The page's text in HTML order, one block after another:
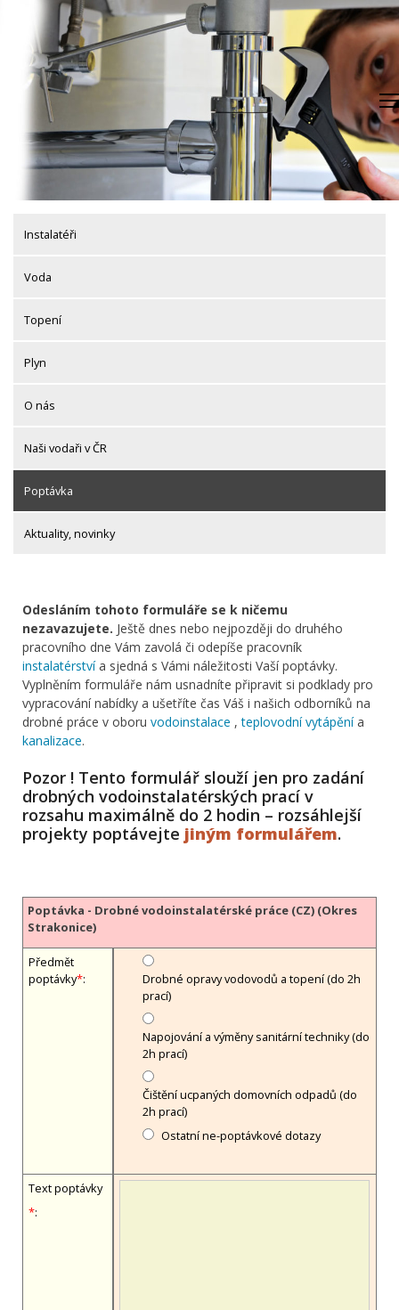
content
Instalatéři
Voda
Topení
Plyn
O nás
Naši vodaři v ČR
Poptávka
Aktuality, novinky
Odesláním tohoto formuláře se k ničemu
nezavazujete. Ještě dnes nebo nejpozději do druhého
pracovního dne Vám zavolá či odepíše pracovník
instalatérstvía sjedná s Vámi náležitosti Vaší poptávky.
Vyplněním formuláře nám usnadníte připravit si podklady pro
vypracování nabídky a ušetříte čas Váš i našich odborníků na
drobné práce v oboru vodoinstalace ,teplovodní vytápěnía
kanalizace.
Pozor ! Tento formulář slouží jen pro zadání
drobných vodoinstalatérských prací v
rozsahu maximálně do 2 hodin – rozsáhlejší
projekty poptávejte jiným formulářem.
Poptávka - Drobné vodoinstalatérské práce (CZ) (Okres
Strakonice)
Předmět
poptávky*:
Drobné opravy vodovodů a topení (do 2h
prací)
Napojování a výměny sanitární techniky (do
2h prací)
Čištění ucpaných domovních odpadů (do
2h prací)
Ostatní ne-poptávkové dotazy
Text poptávky
*: